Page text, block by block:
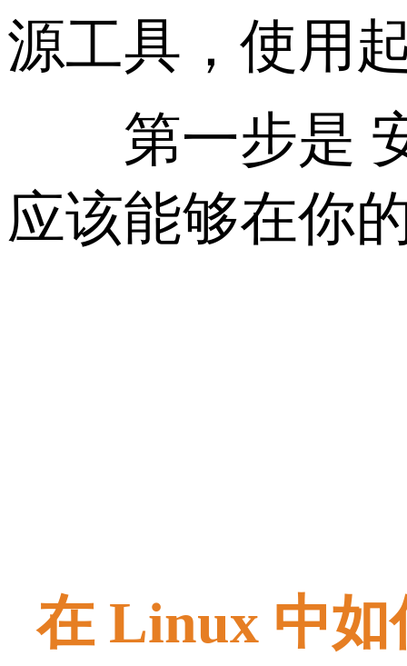
源工具，使用
第一步是 安
应该能够在你
在 Linux 中如